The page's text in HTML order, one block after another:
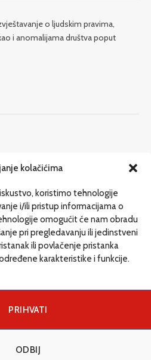
kolačićima
koristimo tehnologije
i/ili pristup informacijama o
omogućit će nam obradu
pri pregledavanju ili jedinstveni
ili povlačenje pristanka
karakteristike i funkcije.
PRIHVATI
ODBIJ
o ljudskim pravima,
i anomalijama društva poput